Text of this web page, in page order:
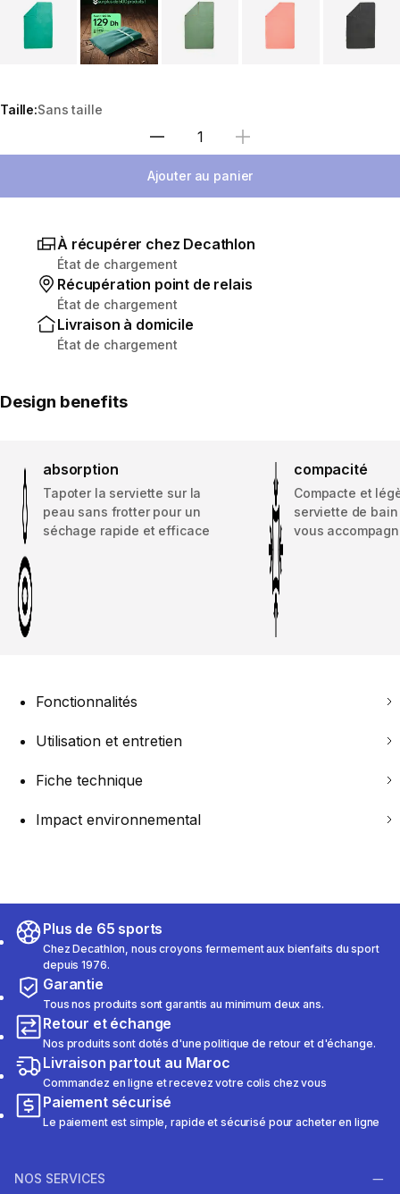
Taille:Sans taille
Sélectionnez la quantité
Ajouter au panier
À récupérer chez Decathlon
État de chargement
Récupération point de relais
État de chargement
Livraison à domicile
État de chargement
Design benefits
absorption
Tapoter la serviette sur la
peau sans frotter pour un
séchage rapide et efficace
compacité
Compacte et
serviette de
vous
Fonctionnalités
Utilisation et entretien
Fiche technique
Impact environnemental
Plus de 65 sports
Chez Decathlon, nous croyons fermement aux bienfaits du sport
depuis 1976.
Garantie
Tous nos produits sont garantis au minimum deux ans.
Retour et échange
Nos produits sont dotés d'une politique de retour et d'échange.
Livraison partout au Maroc
Commandez en ligne et recevez votre colis chez vous
Paiement sécurisé
Le paiement est simple, rapide et sécurisé pour acheter en ligne
NOS SERVICES